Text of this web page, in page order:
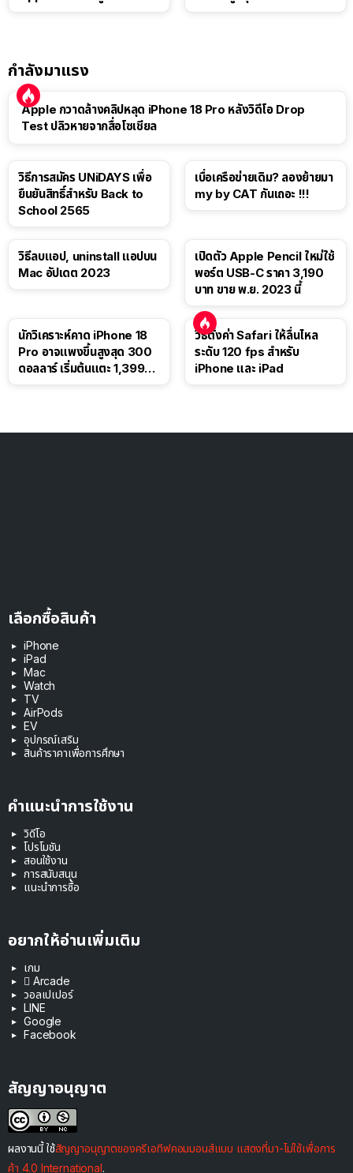
กำลังมาแรง
Apple กวาดล้างคลิปหลุด iPhone 18 Pro หลังวิดีโอ Drop
Test ปลิวหายจากสื่อโซเชียล
วิธีการสมัคร UNiDAYS เพื่อ
ยืนยันสิทธิ์สำหรับ Back to
School 2565
เบื่อเครือข่ายเดิม? ลองย้ายมา
my by CAT กันเถอะ !!!
วิธีลบแอป, uninstall แอปบน
Mac อัปเดต 2023
เปิดตัว Apple Pencil ใหม่ใช้
พอร์ต USB-C ราคา 3,190
บาท ขาย พ.ย. 2023 นี้
นักวิเคราะห์คาด iPhone 18
Pro อาจแพงขึ้นสูงสุด 300
ดอลลาร์ เริ่มต้นแตะ 1,399
วิธีตั้งค่า Safari ให้ลื่นไหล
ระดับ 120 fps สำหรับ
iPhone และ iPad
เลือกซื้อสินค้า
iPhone
iPad
Mac
Watch
TV
AirPods
EV
อุปกรณ์เสริม
สินค้าราคาเพื่อการศึกษา
คำแนะนำการใช้งาน
วิดีโอ
โปรโมชัน
สอนใช้งาน
การสนับสนุน
แนะนำการซื้อ
อยากให้อ่านเพิ่มเติม
เกม
 Arcade
วอลเปเปอร์
LINE
Google
Facebook
สัญญาอนุญาต
ผลงานนี้ ใช้สัญญาอนุญาตของครีเอทีฟคอมมอนส์แบบ แสดงที่มา-ไม่ใช้เพื่อการ
ค้า 4.0 International.